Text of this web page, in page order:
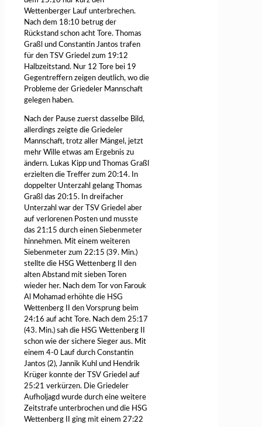
Wettenberger Lauf unterbrechen.
Nach dem 18:10 betrug der
Rückstand schon acht Tore. Thomas
Graßl und Constantin Jantos trafen
für den TSV Griedel zum 19:12
Halbzeitstand. Nur 12 Tore bei 19
Gegentreffern zeigen deutlich, wo die
Probleme der Griedeler Mannschaft
gelegen haben.
Nach der Pause zuerst dasselbe Bild,
allerdings zeigte die Griedeler
Mannschaft, trotz aller Mängel, jetzt
mehr Wille etwas am Ergebnis zu
ändern. Lukas Kipp und Thomas Graßl
erzielten die Treffer zum 20:14. In
doppelter Unterzahl gelang Thomas
Graßl das 20:15. In dreifacher
Unterzahl war der TSV Griedel aber
auf verlorenen Posten und musste
das 21:15 durch einen Siebenmeter
hinnehmen. Mit einem weiteren
Siebenmeter zum 22:15 (39. Min.)
stellte die HSG Wettenberg II den
alten Abstand mit sieben Toren
wieder her. Nach dem Tor von Farouk
Al Mohamad erhöhte die HSG
Wettenberg II den Vorsprung beim
24:16 auf acht Tore. Nach dem 25:17
(43. Min.) sah die HSG Wettenberg II
schon wie der sichere Sieger aus. Mit
einem 4-0 Lauf durch Constantin
Jantos (2), Jannik Kuhl und Hendrik
Krüger konnte der TSV Griedel auf
25:21 verkürzen. Die Griedeler
Aufholjagd wurde durch eine weitere
Zeitstrafe unterbrochen und die HSG
Wettenberg II ging mit einem 27:22